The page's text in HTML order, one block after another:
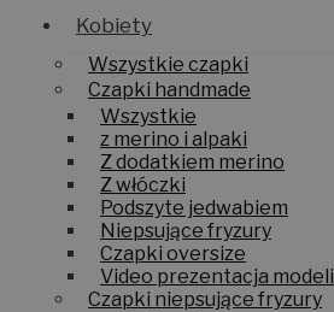
Kobiety
Wszystkie czapki
Czapki handmade
Wszystkie
z merino i alpaki
Z dodatkiem merino
Z włóczki
Podszyte jedwabiem
Niepsujące fryzury
Czapki oversize
Video prezentacja modeli
Czapki niepsujące fryzury